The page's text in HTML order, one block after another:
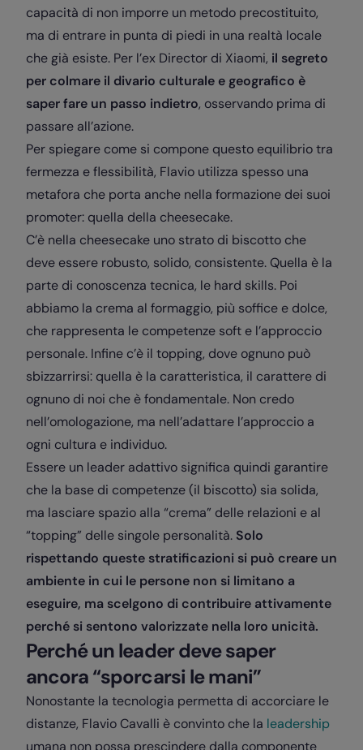
capacità di non imporre un metodo precostituito,
ma di entrare in punta di piedi in una realtà locale
che già esiste. Per l’ex Director di Xiaomi, il segreto
per colmare il divario culturale e geografico è
saper fare un passo indietro, osservando prima di
passare all’azione.
Per spiegare come si compone questo equilibrio tra
fermezza e flessibilità, Flavio utilizza spesso una
metafora che porta anche nella formazione dei suoi
promoter: quella della cheesecake.
C’è nella cheesecake uno strato di biscotto che
deve essere robusto, solido, consistente. Quella è la
parte di conoscenza tecnica, le hard skills. Poi
abbiamo la crema al formaggio, più soffice e dolce,
che rappresenta le competenze soft e l’approccio
personale. Infine c’è il topping, dove ognuno può
sbizzarrirsi: quella è la caratteristica, il carattere di
ognuno di noi che è fondamentale. Non credo
nell’omologazione, ma nell’adattare l’approccio a
ogni cultura e individuo.
Essere un leader adattivo significa quindi garantire
che la base di competenze (il biscotto) sia solida,
ma lasciare spazio alla “crema” delle relazioni e al
“topping” delle singole personalità. Solo
rispettando queste stratificazioni si può creare un
ambiente in cui le persone non si limitano a
eseguire, ma scelgono di contribuire attivamente
perché si sentono valorizzate nella loro unicità.
Perché un leader deve saper
ancora “sporcarsi le mani”
Nonostante la tecnologia permetta di accorciare le
distanze, Flavio Cavalli è convinto che la leadership
umana non possa prescindere dalla componente